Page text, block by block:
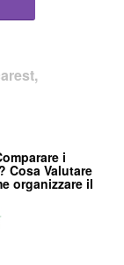
i
Cosa Valutare
organizzare il